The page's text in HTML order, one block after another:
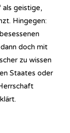
als geistige,
Hingegen:
doch mit
zu wissen
Staates oder